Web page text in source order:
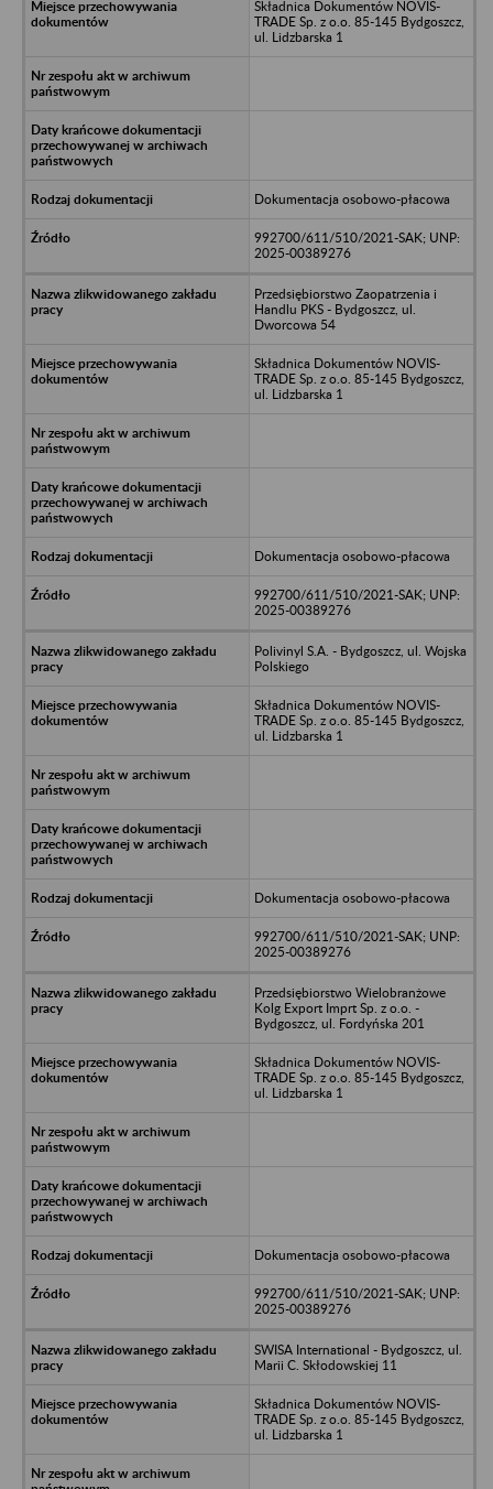
Składnica Dokumentów NOVIS-
TRADE Sp. z o.o. 85-145 Bydgoszcz,
ul. Lidzbarska 1
Dokumentacja osobowo-płacowa
992700/611/510/2021-SAK; UNP:
2025-00389276
Przedsiębiorstwo Zaopatrzenia i
Handlu PKS - Bydgoszcz, ul.
Dworcowa 54
Składnica Dokumentów NOVIS-
TRADE Sp. z o.o. 85-145 Bydgoszcz,
ul. Lidzbarska 1
Dokumentacja osobowo-płacowa
992700/611/510/2021-SAK; UNP:
2025-00389276
Polivinyl S.A. - Bydgoszcz, ul. Wojska
Polskiego
Składnica Dokumentów NOVIS-
TRADE Sp. z o.o. 85-145 Bydgoszcz,
ul. Lidzbarska 1
Dokumentacja osobowo-płacowa
992700/611/510/2021-SAK; UNP:
2025-00389276
Przedsiębiorstwo Wielobranżowe
Kolg Export Imprt Sp. z o.o. -
Bydgoszcz, ul. Fordyńska 201
Składnica Dokumentów NOVIS-
TRADE Sp. z o.o. 85-145 Bydgoszcz,
ul. Lidzbarska 1
Dokumentacja osobowo-płacowa
992700/611/510/2021-SAK; UNP:
2025-00389276
SWISA International - Bydgoszcz, ul.
Marii C. Skłodowskiej 11
Składnica Dokumentów NOVIS-
TRADE Sp. z o.o. 85-145 Bydgoszcz,
ul. Lidzbarska 1